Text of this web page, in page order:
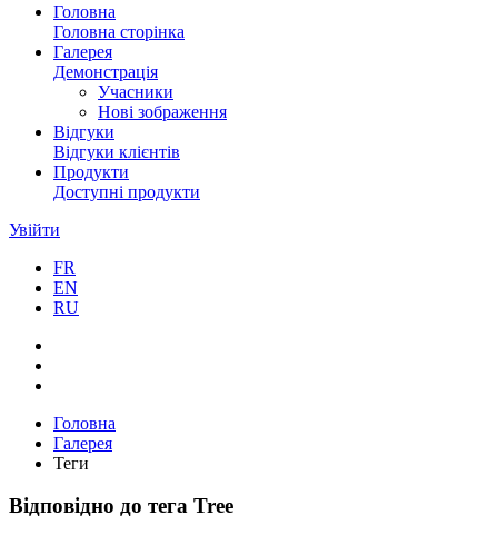
Головна
Головна сторінка
Галерея
Демонстрація
Учасники
Нові зображення
Відгуки
Відгуки клієнтів
Продукти
Доступні продукти
Увійти
FR
EN
RU
Головна
Галерея
Теги
Відповідно до тега Tree